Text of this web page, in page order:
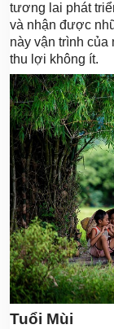
tương lai phát
và nhận được
này vận trình
thu lợi không ít.
Tuổi Mùi